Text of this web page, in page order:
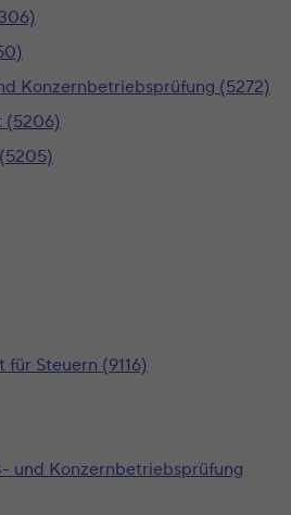
Konzernbetriebsprüfung (5272)
(5206)
Steuern (9116)
und Konzernbetriebsprüfung